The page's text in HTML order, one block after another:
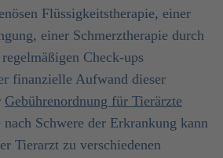
Flüssigkeitstherapie, einer
einer Schmerztherapie durch
Check-ups
finanzielle Aufwand dieser
Gebührenordnung für Tierärzte
nach Schwere der Erkrankung kann
Tierarzt zu verschiedenen